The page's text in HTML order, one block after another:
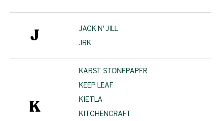
J
JACK N' JILL
JRK
K
KARST STONEPAPER
KEEP LEAF
KIETLA
KITCHENCRAFT